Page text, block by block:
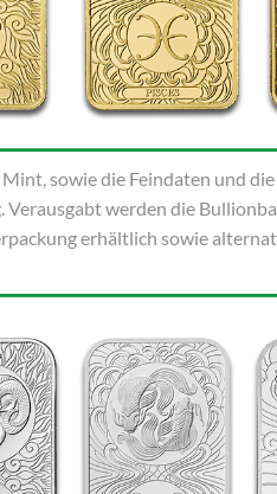
sowie die Feindaten und
werden die
erhältlich sowie